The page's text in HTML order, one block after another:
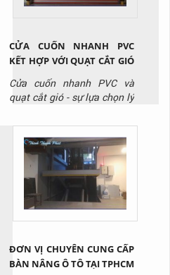
CỬA CUỐN NHANH PVC
KẾT HỢP VỚI QUẠT CẮT GIÓ
- GIẢI PHÁP TỐI ƯU CHO
PHÒNG SẠCH KHO LẠNH
Cửa cuốn nhanh PVC và
quạt cắt gió - sự lựa chọn lý
sạch, nhà máy sản xuất thực
phẩm, dược phẩm, điện tử,
siêu thị,..., giúp tối ưu hóa
vận hành và giảm chi phí
lâu dài. Liên hệ Thịnh Thành
Phát - Hotline: 0917 951
917 để được tư vấn và báo
gi...
ĐƠN VỊ CHUYÊN CUNG CẤP
BÀN NÂNG Ô TÔ TẠI TPHCM